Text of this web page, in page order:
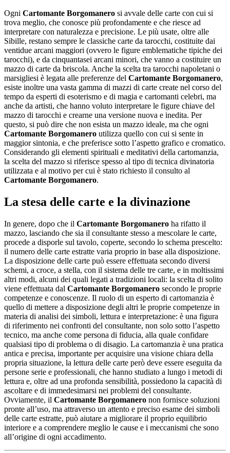
Ogni Cartomante Borgomanero si avvale delle carte con cui si
trova meglio, che conosce più profondamente e che riesce ad
interpretare con naturalezza e precisione. Le più usate, oltre alle
Sibille, restano sempre le classiche carte da tarocchi, costituite dai
ventidue arcani maggiori (ovvero le figure emblematiche tipiche dei
tarocchi), e da cinquantasei arcani minori, che vanno a costituire un
mazzo di carte da briscola. Anche la scelta tra tarocchi napoletani o
marsigliesi è legata alle preferenze del Cartomante Borgomanero,
esiste inoltre una vasta gamma di mazzi di carte create nel corso del
tempo da esperti di esoterismo e di magia e cartomanti celebri, ma
anche da artisti, che hanno voluto interpretare le figure chiave del
mazzo di tarocchi e crearne una versione nuova e inedita. Per
questo, si può dire che non esista un mazzo ideale, ma che ogni
Cartomante Borgomanero utilizza quello con cui si sente in
maggior sintonia, e che preferisce sotto l’aspetto grafico e cromatico.
Considerando gli elementi spirituali e meditativi della cartomanzia,
la scelta del mazzo si riferisce spesso al tipo di tecnica divinatoria
utilizzata e al motivo per cui è stato richiesto il consulto al
Cartomante Borgomanero.
La stesa delle carte e la divinazione
In genere, dopo che il Cartomante Borgomanero ha rifatto il
mazzo, lasciando che sia il consultante stesso a mescolare le carte,
procede a disporle sul tavolo, coperte, secondo lo schema prescelto:
il numero delle carte estratte varia proprio in base alla disposizione.
La disposizione delle carte può essere effettuata secondo diversi
schemi, a croce, a stella, con il sistema delle tre carte, e in moltissimi
altri modi, alcuni dei quali legati a tradizioni locali: la scelta di solito
viene effettuata dal Cartomante Borgomanero secondo le proprie
competenze e conoscenze. Il ruolo di un esperto di cartomanzia è
quello di mettere a disposizione degli altri le proprie competenze in
materia di analisi dei simboli, lettura e interpretazione: è una figura
di riferimento nei confronti del consultante, non solo sotto l’aspetto
tecnico, ma anche come persona di fiducia, alla quale confidare
qualsiasi tipo di problema o di disagio. La cartomanzia è una pratica
antica e precisa, importante per acquisire una visione chiara della
propria situazione, la lettura delle carte però deve essere eseguita da
persone serie e professionali, che hanno studiato a lungo i metodi di
lettura e, oltre ad una profonda sensibilità, possiedono la capacità di
ascoltare e di immedesimarsi nei problemi del consultante.
Ovviamente, il Cartomante Borgomanero non fornisce soluzioni
pronte all’uso, ma attraverso un attento e preciso esame dei simboli
delle carte estratte, può aiutare a migliorare il proprio equilibrio
interiore e a comprendere meglio le cause e i meccanismi che sono
all’origine di ogni accadimento.